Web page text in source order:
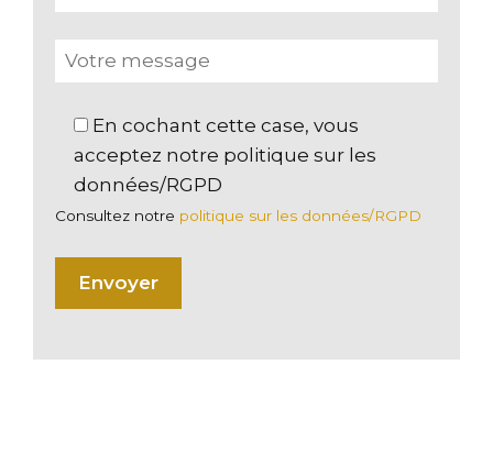
En cochant cette case, vous
acceptez notre politique sur les
données/RGPD
Consultez notre politique sur les données/RGPD